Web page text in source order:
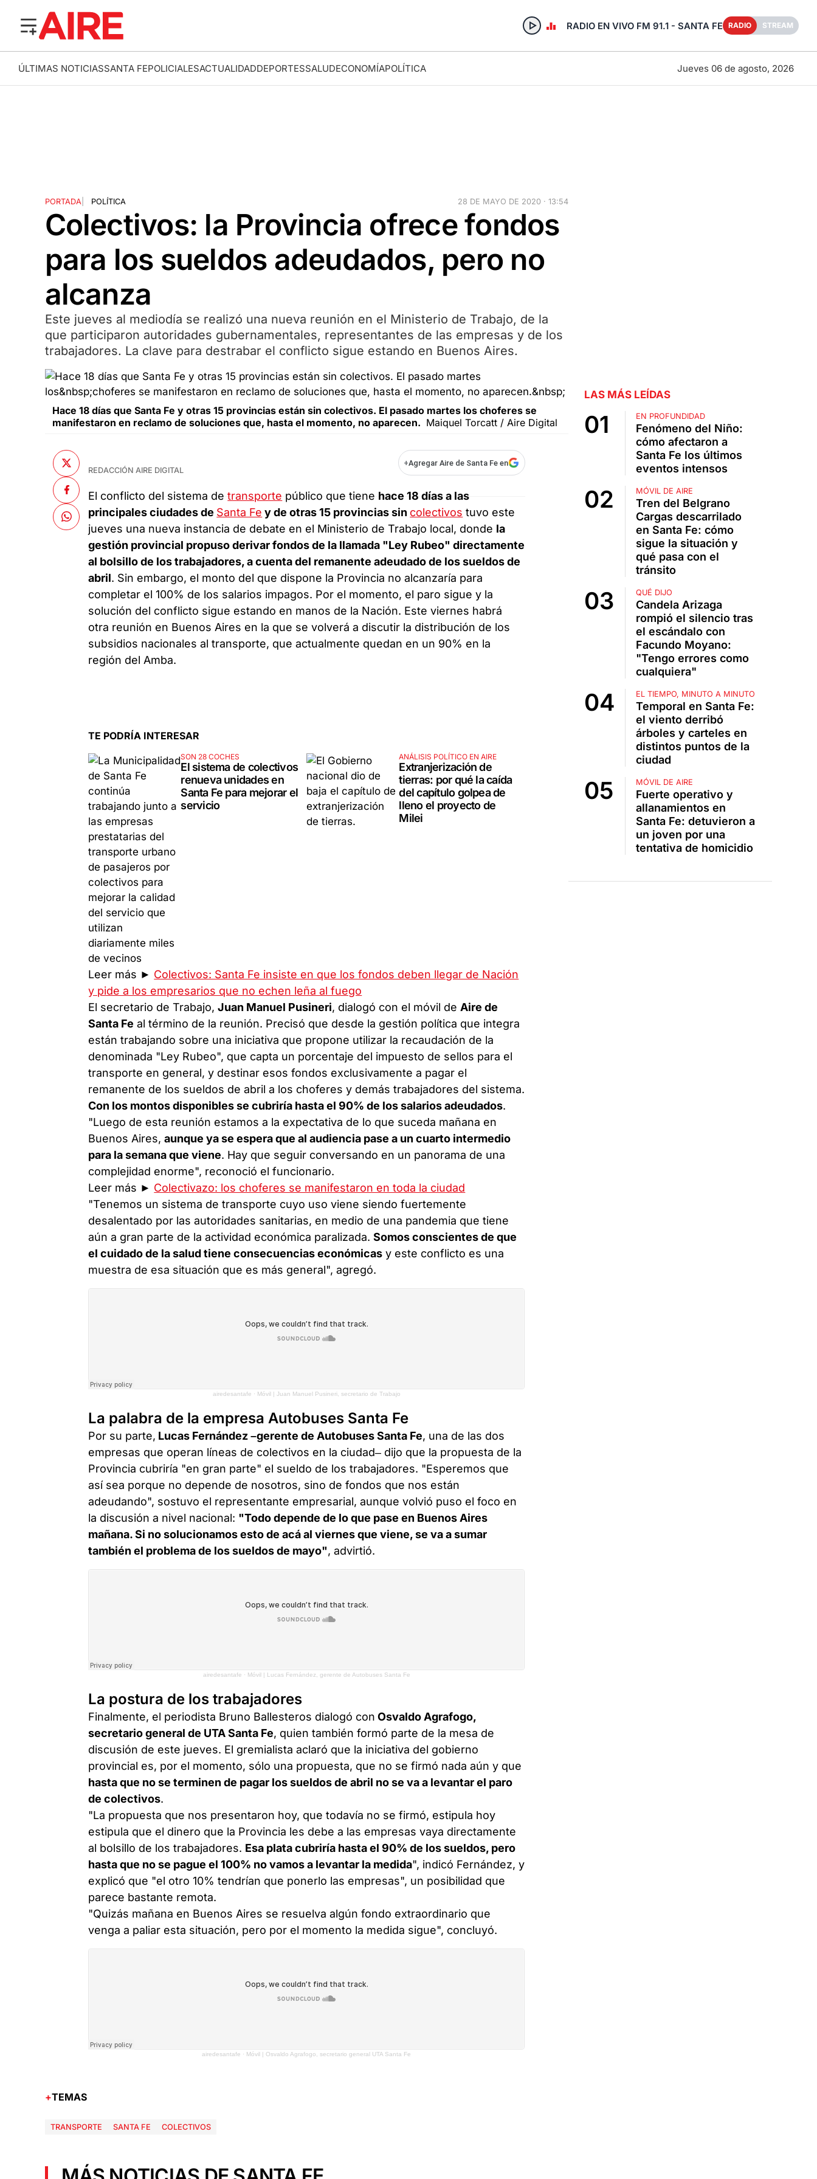
RADIO EN VIVO FM 91.1 - SANTA FE RADIO STREAM
ÚLTIMAS NOTICIASSANTA FEPOLICIALESACTUALIDADDEPORTESSALUDECONOMÍAPOLÍTICA Jueves 06 de agosto, 2026
PORTADA| POLÍTICA 28 DE MAYO DE 2020 · 13:54
Colectivos: la Provincia ofrece fondos
para los sueldos adeudados, pero no
alcanza
Este jueves al mediodía se realizó una nueva reunión en el Ministerio de Trabajo, de la
que participaron autoridades gubernamentales, representantes de las empresas y de los
trabajadores. La clave para destrabar el conflicto sigue estando en Buenos Aires.
Hace 18 días que Santa Fe y otras 15 provincias están sin colectivos. El pasado martes los choferes se
manifestaron en reclamo de soluciones que, hasta el momento, no aparecen. Maiquel Torcatt / Aire Digital
REDACCIÓN AIRE DIGITAL
+Agregar Aire de Santa Fe en
El conflicto del sistema detransporte público que tiene hace 18 días a las
principales ciudades de Santa Fe y de otras 15 provincias sin colectivos tuvo este
jueves una nueva instancia de debate en el Ministerio de Trabajo local, donde la
gestión provincial propuso derivar fondos de la llamada "Ley Rubeo" directamente
al bolsillo de los trabajadores, a cuenta del remanente adeudado de los sueldos de
abril. Sin embargo, el monto del que dispone la Provincia no alcanzaría para
completar el 100% de los salarios impagos. Por el momento, el paro sigue y la
solución del conflicto sigue estando en manos de la Nación. Este viernes habrá
otra reunión en Buenos Aires en la que se volverá a discutir la distribución de los
subsidios nacionales al transporte, que actualmente quedan en un 90% en la
región del Amba.
TE PODRÍA INTERESAR
SON 28 COCHES
El sistema de colectivos
renueva unidades en
Santa Fe para mejorar el
servicio
ANÁLISIS POLÍTICO EN AIRE
Extranjerización de
tierras: por qué la caída
del capítulo golpea de
lleno el proyecto de
Milei
Leer más ► Colectivos: Santa Fe insiste en que los fondos deben llegar de Nación
y pide a los empresarios que no echen leña al fuego
El secretario de Trabajo,Juan Manuel Pusineri, dialogó con el móvil de Aire de
Santa Fe al término de la reunión. Precisó que desde la gestión política que integra
están trabajando sobre una iniciativa que propone utilizar la recaudación de la
denominada "Ley Rubeo", que capta un porcentaje del impuesto de sellos para el
transporte en general, y destinar esos fondos exclusivamente a pagar el
remanente de los sueldos de abril a los choferes y demás trabajadores del sistema.
Con los montos disponibles se cubriría hasta el 90% de los salarios adeudados.
"Luego de esta reunión estamos a la expectativa de lo que suceda mañana en
Buenos Aires,aunque ya se espera que al audiencia pase a un cuarto intermedio
para la semana que viene. Hay que seguir conversando en un panorama de una
complejidad enorme", reconoció el funcionario.
Leer más ► Colectivazo: los choferes se manifestaron en toda la ciudad
"Tenemos un sistema de transporte cuyo uso viene siendo fuertemente
desalentado por las autoridades sanitarias, en medio de una pandemia que tiene
aún a gran parte de la actividad económica paralizada.Somos conscientes de que
el cuidado de la salud tiene consecuencias económicas y este conflicto es una
muestra de esa situación que es más general", agregó.
airedesantafe · Móvil | Juan Manuel Pusineri, secretario de Trabajo
La palabra de la empresa Autobuses Santa Fe
Por su parte, Lucas Fernández –gerente de Autobuses Santa Fe, una de las dos
empresas que operan líneas de colectivos en la ciudad– dijo que la propuesta de la
Provincia cubriría "en gran parte" el sueldo de los trabajadores. "Esperemos que
así sea porque no depende de nosotros, sino de fondos que nos están
adeudando", sostuvo el representante empresarial, aunque volvió puso el foco en
la discusión a nivel nacional: "Todo depende de lo que pase en Buenos Aires
mañana. Si no solucionamos esto de acá al viernes que viene, se va a sumar
también el problema de los sueldos de mayo", advirtió.
airedesantafe · Móvil | Lucas Fernández, gerente de Autobuses Santa Fe
La postura de los trabajadores
Finalmente, el periodista Bruno Ballesteros dialogó con Osvaldo Agrafogo,
secretario general de UTA Santa Fe, quien también formó parte de la mesa de
discusión de este jueves. El gremialista aclaró que la iniciativa del gobierno
provincial es, por el momento, sólo una propuesta, que no se firmó nada aún y que
hasta que no se terminen de pagar los sueldos de abril no se va a levantar el paro
de colectivos.
"La propuesta que nos presentaron hoy, que todavía no se firmó, estipula hoy
estipula que el dinero que la Provincia les debe a las empresas vaya directamente
al bolsillo de los trabajadores. Esa plata cubriría hasta el 90% de los sueldos, pero
hasta que no se pague el 100% no vamos a levantar la medida", indicó Fernández, y
explicó que "el otro 10% tendrían que ponerlo las empresas", un posibilidad que
parece bastante remota.
"Quizás mañana en Buenos Aires se resuelva algún fondo extraordinario que
venga a paliar esta situación, pero por el momento la medida sigue", concluyó.
airedesantafe · Móvil | Osvaldo Agrafogo, secretario general UTA Santa Fe
LAS MÁS LEÍDAS
EN PROFUNDIDAD
Fenómeno del Niño:
cómo afectaron a
Santa Fe los últimos
eventos intensos
MÓVIL DE AIRE
Tren del Belgrano
Cargas descarrilado
en Santa Fe: cómo
sigue la situación y
qué pasa con el
tránsito
QUÉ DIJO
Candela Arizaga
rompió el silencio tras
el escándalo con
Facundo Moyano:
"Tengo errores como
cualquiera"
EL TIEMPO, MINUTO A MINUTO
Temporal en Santa Fe:
el viento derribó
árboles y carteles en
distintos puntos de la
ciudad
MÓVIL DE AIRE
Fuerte operativo y
allanamientos en
Santa Fe: detuvieron a
un joven por una
tentativa de homicidio
TEMAS
TRANSPORTE SANTA FE COLECTIVOS